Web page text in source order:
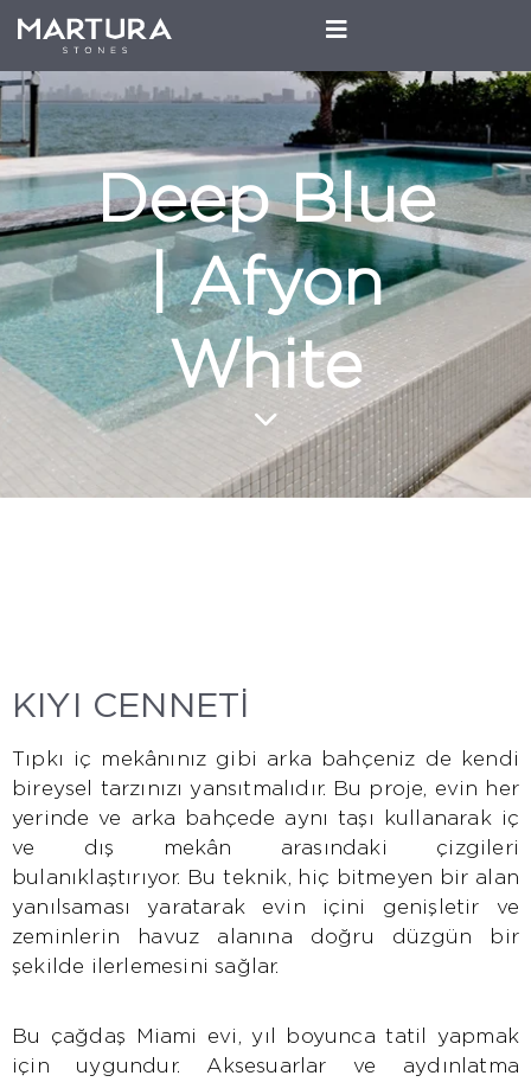
Deep Blue
| Afyon
White
KIYI CENNETİ
Tıpkı iç mekânınız gibi arka bahçeniz de kendi
bireysel tarzınızı yansıtmalıdır. Bu proje, evin her
yerinde ve arka bahçede aynı taşı kullanarak iç
ve dış mekân arasındaki çizgileri
bulanıklaştırıyor. Bu teknik, hiç bitmeyen bir alan
yanılsaması yaratarak evin içini genişletir ve
zeminlerin havuz alanına doğru düzgün bir
şekilde ilerlemesini sağlar.
Bu çağdaş Miami evi, yıl boyunca tatil yapmak
için uygundur. Aksesuarlar ve aydınlatma